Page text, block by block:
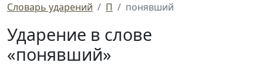
Словарь ударений П понявший
Ударение в слове
«понявший»